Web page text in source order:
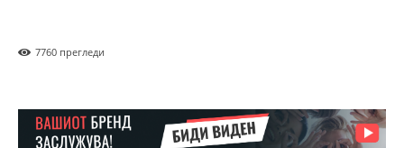
Pro
$100 / year placeholder text
7760 прегледи